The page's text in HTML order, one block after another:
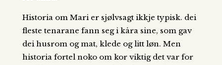
Historia om Mari er sjølvsagt ikkje typisk. dei
fleste tenarane fann seg i kåra sine, som gav
dei husrom og mat, klede og litt løn. Men
historia fortel noko om kor viktig det var for